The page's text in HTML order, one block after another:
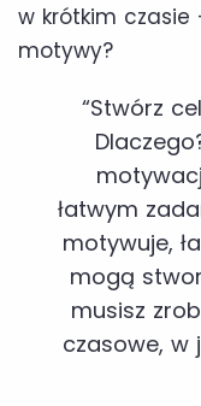
w krótkim czasie
motywy?
“Stwórz
łatwym
motywuje,
mogą
musisz
czasowe, w